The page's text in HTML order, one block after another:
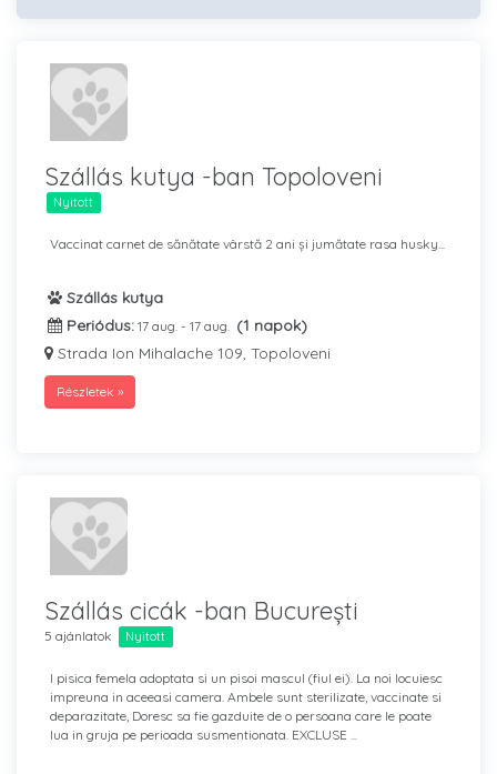
Szállás kutya -ban Topoloveni
Nyitott
Vaccinat carnet de sănătate vârstă 2 ani și jumătate rasa husky...
Szállás kutya
Periódus: 17 aug. - 17 aug. (1 napok)
Strada Ion Mihalache 109, Topoloveni
Részletek »
Szállás cicák -ban București
5 ajánlatok Nyitott
I pisica femela adoptata si un pisoi mascul (fiul ei). La noi locuiesc
impreuna in aceeasi camera. Ambele sunt sterilizate, vaccinate si
deparazitate, Doresc sa fie gazduite de o persoana care le poate
lua in gruja pe perioada susmentionata. EXCLUSE ...